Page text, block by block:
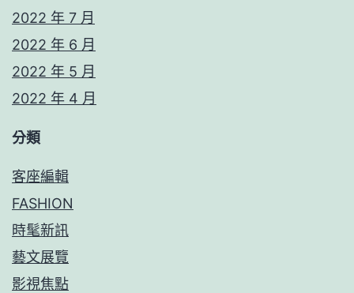
2022 年 7 月
2022 年 6 月
2022 年 5 月
2022 年 4 月
分類
客座編輯
FASHION
時髦新訊
藝文展覽
影視焦點